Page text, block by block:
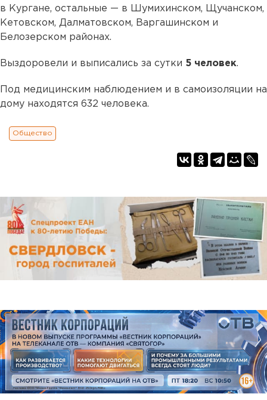
в Кургане, остальные — в Шумихинском, Щучанском,
Кетовском, Далматовском, Варгашинском и
Белозерском районах.
Выздоровели и выписались за сутки 5 человек.
Под медицинским наблюдением и в самоизоляции на
дому находятся 632 человека.
Общество